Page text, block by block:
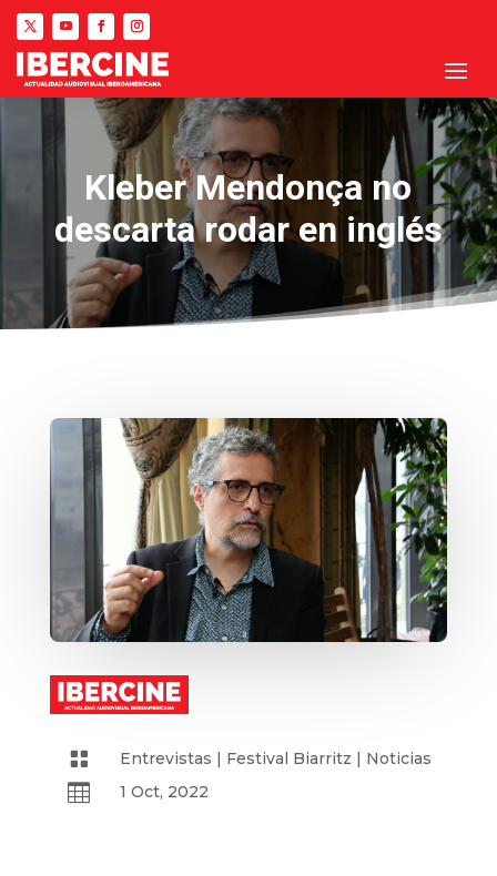
Kleber Mendonça no
descarta rodar en inglés
 Entrevistas | Festival Biarritz | Noticias
 1 Oct, 2022